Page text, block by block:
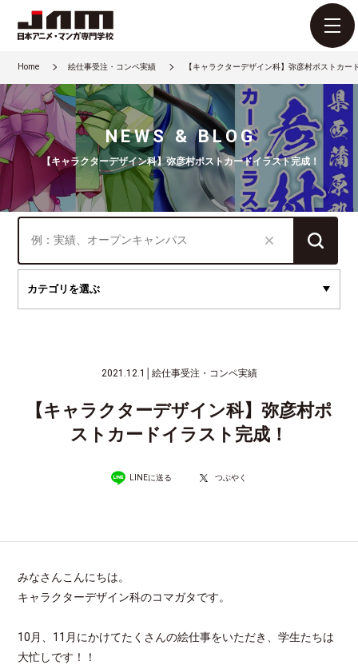
Home 絵仕事受注・コンペ実績 【キャラクターデザイン科】弥彦村ポストカー
NEWS & BLOG
【キャラクターデザイン科】弥彦村ポストカードイラスト完成！
2021.12.1 絵仕事受注・コンペ実績
【キャラクターデザイン科】弥彦村ポ
ストカードイラスト完成！
LINEに送る つぶやく
みなさんこんにちは。
キャラクターデザイン科のコマガタです。
10月、11月にかけてたくさんの絵仕事をいただき、学生たちは
大忙しです！！